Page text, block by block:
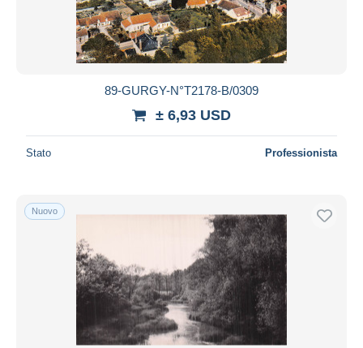
89-GURGY-N°T2178-B/0309
± 6,93 USD
Stato Professionista
Nuovo